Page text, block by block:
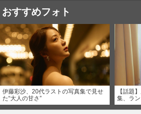
おすすめフォト
伊藤彩沙、20代ラストの写真集で見せ
た“大人の甘さ”
【話題
集、ラ